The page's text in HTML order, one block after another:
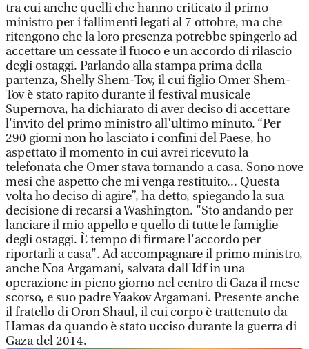
tra cui anche quelli che hanno criticato il primo
ministro per i fallimenti legati al 7 ottobre, ma che
ritengono che la loro presenza potrebbe spingerlo ad
accettare un cessate il fuoco e un accordo di rilascio
degli ostaggi. Parlando alla stampa prima della
partenza, Shelly Shem-Tov, il cui figlio Omer Shem-
Tov è stato rapito durante il festival musicale
Supernova, ha dichiarato di aver deciso di accettare
l'invito del primo ministro all'ultimo minuto. “Per
290 giorni non ho lasciato i confini del Paese, ho
aspettato il momento in cui avrei ricevuto la
telefonata che Omer stava tornando a casa. Sono nove
mesi che aspetto che mi venga restituito... Questa
volta ho deciso di agire”, ha detto, spiegando la sua
decisione di recarsi a Washington. "Sto andando per
lanciare il mio appello e quello di tutte le famiglie
degli ostaggi. È tempo di firmare l'accordo per
riportarli a casa". Ad accompagnare il primo ministro,
anche Noa Argamani, salvata dall'Idf in una
operazione in pieno giorno nel centro di Gaza il mese
scorso, e suo padre Yaakov Argamani. Presente anche
il fratello di Oron Shaul, il cui corpo è trattenuto da
Hamas da quando è stato ucciso durante la guerra di
Gaza del 2014.